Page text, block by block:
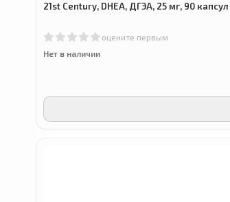
21st Century, DHEA, ДГЭА, 25 мг, 90 капсул
оцените первым
Нет в наличии